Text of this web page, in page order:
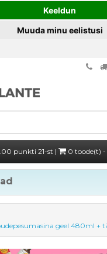
Keeldun
Muuda minu eelistusi
punkti 21-st | 0 toode(t)
geel 480ml +